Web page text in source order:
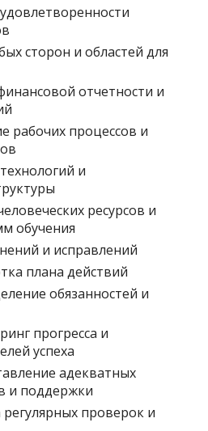
сторон и областей для
отчетности и
рабочих процессов и
и
ресурсов и
обучения
и исправлений
плана действий
обязанностей и
прогресса и
успеха
адекватных
и поддержки
проверок и